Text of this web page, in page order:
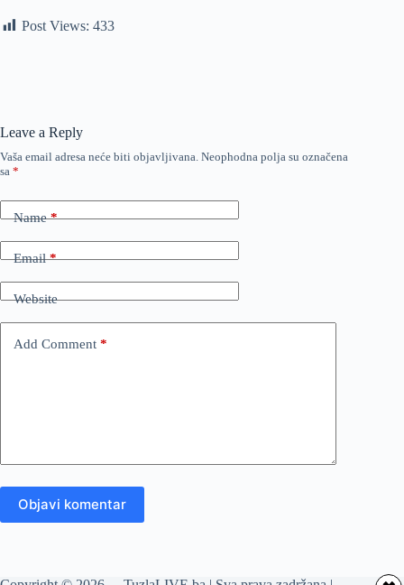
Post Views: 433
Leave a Reply
Vaša email adresa neće biti objavljivana. Neophodna polja su označena
sa *
Name*
Email*
Website
Add Comment *
Objavi komentar